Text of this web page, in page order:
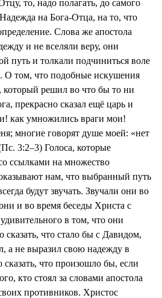
то, надо полагать, до самого
на Бога-Отца, на то, что
Слова же апостола
и не вселяли веру, они
путь и толкали подчиниться воле
О том, что подобные искушения
который решил во что бы то ни
прекрасно сказал ещё царь и
как умножились враги мои!
многие говорят душе моей: «нет
3:2–3) Голоса, которые
ссылками на множество
нам, что выбранный путь
будут звучать. Звучали они во
и во время беседы Христа с
в том, что они
сказать, что стало бы с Давидом,
а не выразил свою надежду в
что произошло бы, если
кто стоял за словами апостола
противников. Христос